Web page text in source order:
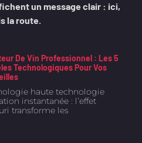
un message clair : ici,
la route.
De Vin Professionnel : Les 5
Technologiques Pour Vos
haute technologie
instantanée : l’effet
transforme les